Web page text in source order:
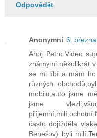
Odpovědět
Anonymní 6.
Ahoj Petro.Video
známými několikrát
se mi líbí a mám ho
různých
mobilu,auto jsme
jsme
často dojížděla
Benešov) byli